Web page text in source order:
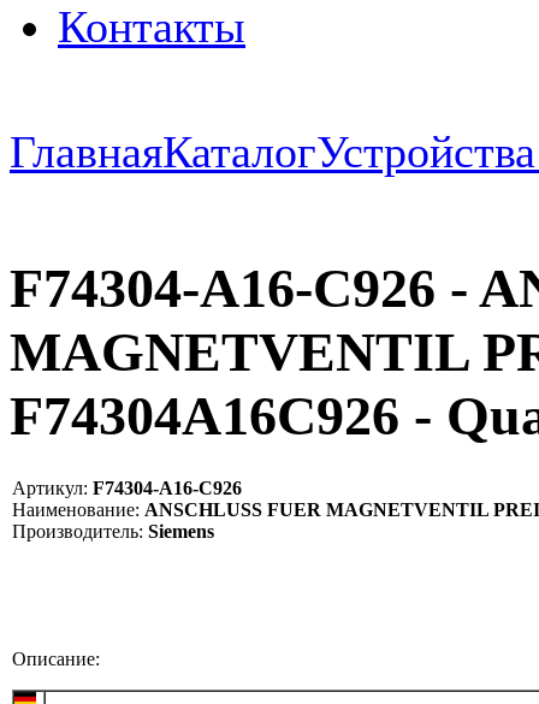
Контакты
ГлавнаяКаталог
F74304-A16-C926 -
MAGNETVENTIL
F74304A16C926 -
Артикул: F74304-A16-C926
Наименование: ANSCHLUSS FUER MAGNETVENTIL
Производитель: Siemens
Описание: